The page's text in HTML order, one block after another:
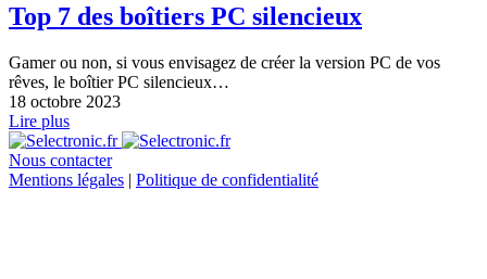
Top 7 des boîtiers PC silencieux
Gamer ou non, si vous envisagez de créer la version PC de vos
rêves, le boîtier PC silencieux…
18 octobre 2023
Lire plus
Nous contacter
Mentions légales | Politique de confidentialité